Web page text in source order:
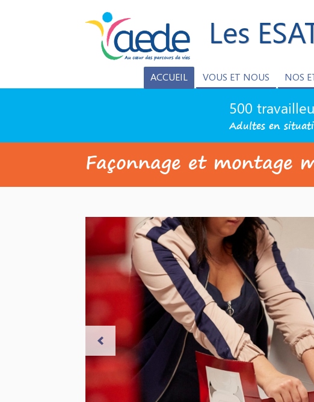
Les
ACCUEIL VOUS ET NOUS NOS
500
Adultes en
Façonnage et montage